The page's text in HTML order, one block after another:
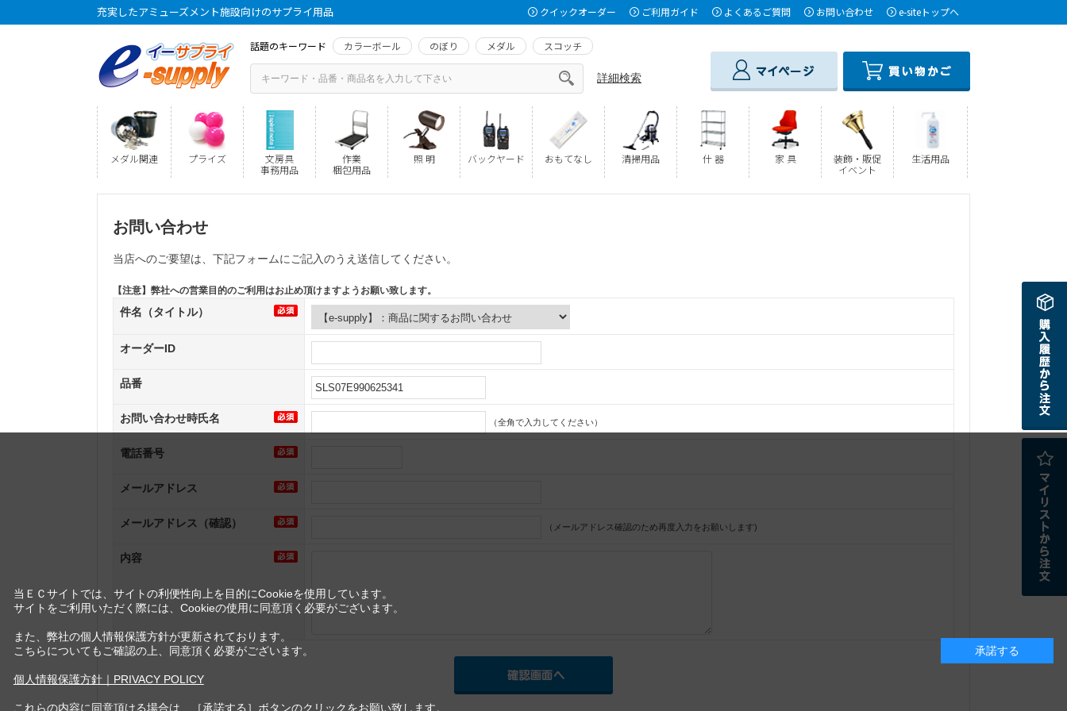
充実したアミューズメント施設向けのサプライ用品 クイックオーダー ご利用ガイド よくあるご質問 お問い合わせ e-siteトップへ
話題のキーワード カラーボール のぼり メダル スコッチ
詳細検索
メダル関連 プライズ
文房具
事務用品
作業
梱包用品
照 明 バックヤード おもてなし 清掃用品 什 器 家 具
装飾・販促
イベント
生活用品
お問い合わせ
当店へのご要望は、下記フォームにご記入のうえ送信してください。
【注意】弊社への営業目的のご利用はお止め頂けますようお願い致します。
件名（タイトル）
オーダーID
品番
お問い合わせ時氏名 （全角で入力してください）
電話番号
メールアドレス
メールアドレス（確認） （メールアドレス確認のため再度入力をお願いします)
内容
当ＥＣサイトでは、サイトの利便性向上を目的にCookieを使用しています。
サイトをご利用いただく際には、Cookieの使用に同意頂く必要がございます。
また、弊社の個人情報保護方針が更新されております。
こちらについてもご確認の上、同意頂く必要がございます。
個人情報保護方針｜PRIVACY POLICY
これらの内容に同意頂ける場合は、［承諾する］ボタンのクリックをお願い致します。
承諾する